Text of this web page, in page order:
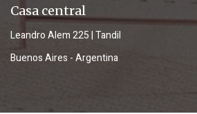
Casa central
Leandro Alem 225 | Tandil
Buenos Aires - Argentina